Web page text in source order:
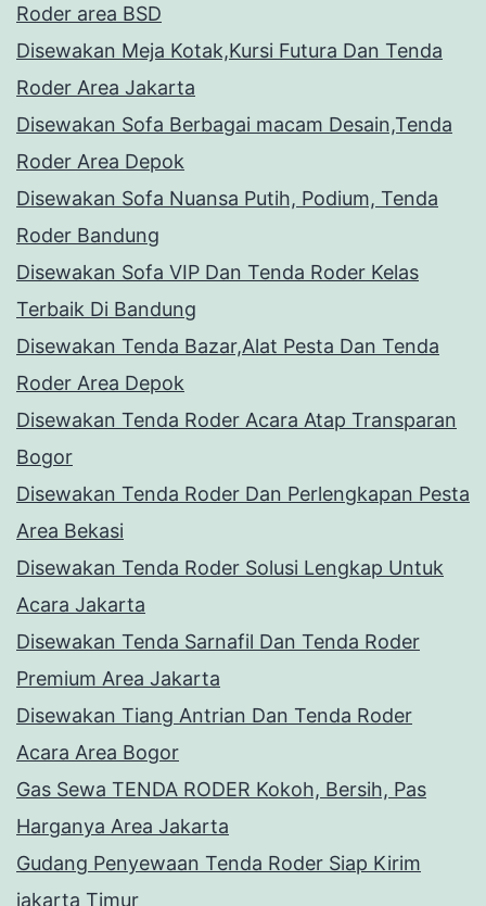
Roder area BSD
Disewakan Meja Kotak,Kursi Futura Dan Tenda
Roder Area Jakarta
Disewakan Sofa Berbagai macam Desain,Tenda
Roder Area Depok
Disewakan Sofa Nuansa Putih, Podium, Tenda
Roder Bandung
Disewakan Sofa VIP Dan Tenda Roder Kelas
Terbaik Di Bandung
Disewakan Tenda Bazar,Alat Pesta Dan Tenda
Roder Area Depok
Disewakan Tenda Roder Acara Atap Transparan
Bogor
Disewakan Tenda Roder Dan Perlengkapan Pesta
Area Bekasi
Disewakan Tenda Roder Solusi Lengkap Untuk
Acara Jakarta
Disewakan Tenda Sarnafil Dan Tenda Roder
Premium Area Jakarta
Disewakan Tiang Antrian Dan Tenda Roder
Acara Area Bogor
Gas Sewa TENDA RODER Kokoh, Bersih, Pas
Harganya Area Jakarta
Gudang Penyewaan Tenda Roder Siap Kirim
jakarta Timur